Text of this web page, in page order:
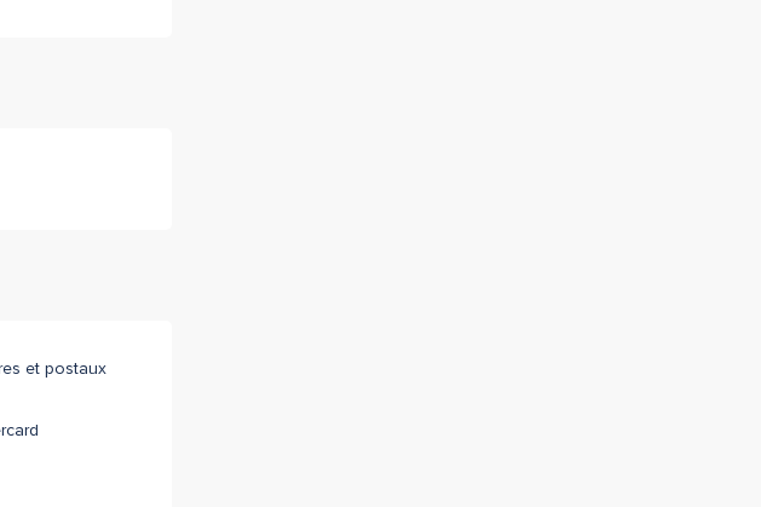
et postaux